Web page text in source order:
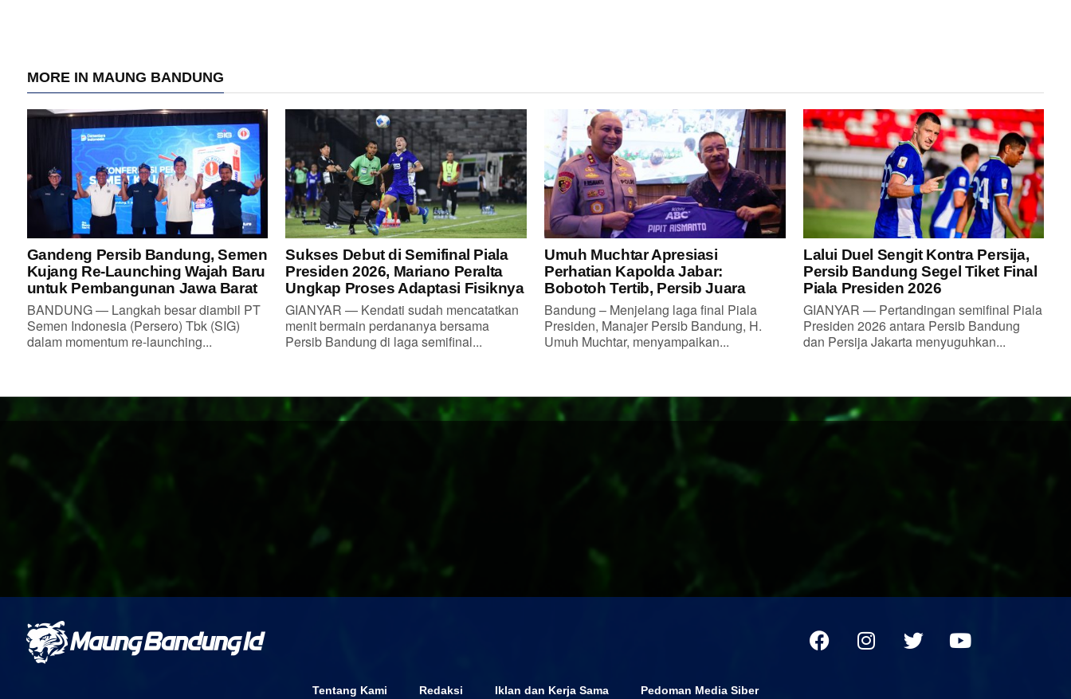
MORE IN MAUNG BANDUNG
Gandeng Persib Bandung, Semen
Kujang Re-Launching Wajah Baru
untuk Pembangunan Jawa Barat
BANDUNG — Langkah besar diambil PT
Semen Indonesia (Persero) Tbk (SIG)
dalam momentum re-launching...
Sukses Debut di Semifinal Piala
Presiden 2026, Mariano Peralta
Ungkap Proses Adaptasi Fisiknya
GIANYAR — Kendati sudah mencatatkan
menit bermain perdananya bersama
Persib Bandung di laga semifinal...
Umuh Muchtar Apresiasi
Perhatian Kapolda Jabar:
Bobotoh Tertib, Persib Juara
Bandung – Menjelang laga final Piala
Presiden, Manajer Persib Bandung, H.
Umuh Muchtar, menyampaikan...
Lalui Duel Sengit Kontra Persija,
Persib Bandung Segel Tiket Final
Piala Presiden 2026
GIANYAR — Pertandingan semifinal Piala
Presiden 2026 antara Persib Bandung
dan Persija Jakarta menyuguhkan...
Tentang Kami Redaksi Iklan dan Kerja Sama Pedoman Media Siber